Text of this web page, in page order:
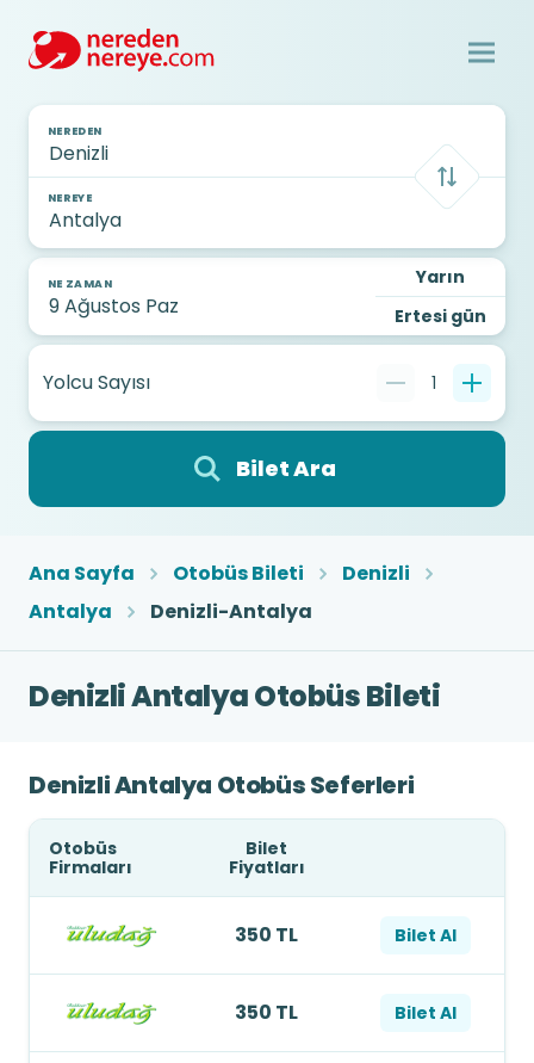
NEREDEN
NEREYE
NE ZAMAN
Yarın
Ertesi gün
Yolcu Sayısı 1
Bilet Ara
Ana Sayfa Otobüs Bileti
Denizli
Antalya
Denizli-Antalya
Denizli Antalya Otobüs Bileti
Denizli Antalya Otobüs Seferleri
Otobüs
Firmaları
Bilet
Fiyatları
350 TL Bilet Al
350 TL Bilet Al